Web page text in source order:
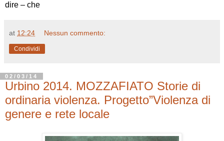
dire – che
at 12:24 Nessun commento:
Condividi
02/03/14
Urbino 2014. MOZZAFIATO Storie di
ordinaria violenza. Progetto”Violenza di
genere e rete locale